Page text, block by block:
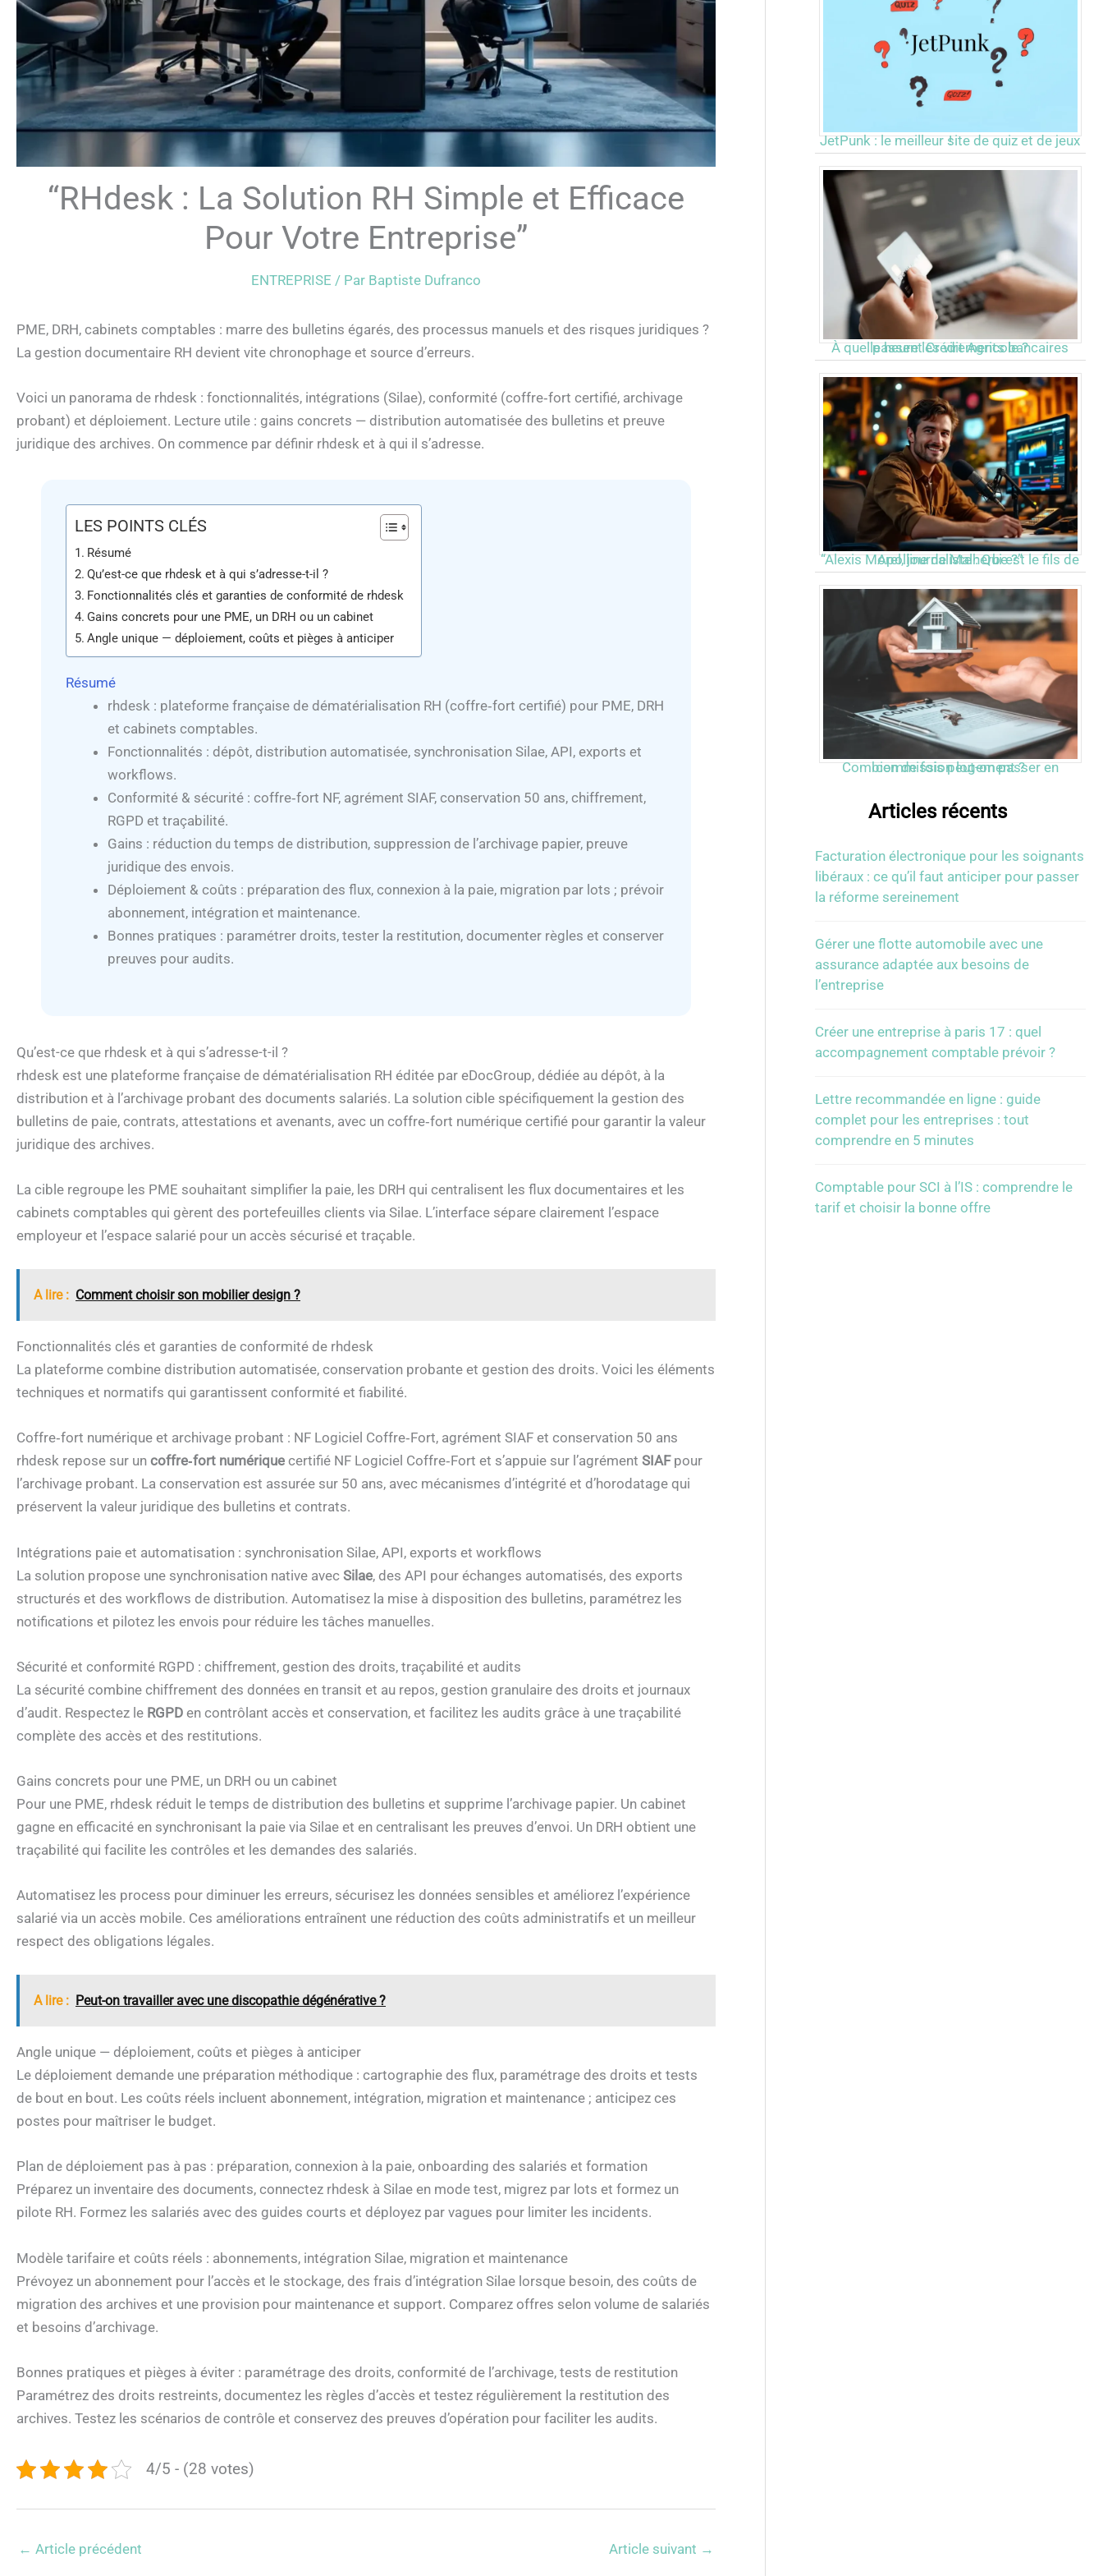
“RHdesk : La Solution RH Simple et Efficace
Pour Votre Entreprise”
ENTREPRISE / Par Baptiste Dufranco
PME, DRH, cabinets comptables : marre des bulletins égarés, des processus manuels et des risques juridiques ?
La gestion documentaire RH devient vite chronophage et source d’erreurs.
Voici un panorama de rhdesk : fonctionnalités, intégrations (Silae), conformité (coffre‑fort certifié, archivage
probant) et déploiement. Lecture utile : gains concrets — distribution automatisée des bulletins et preuve
juridique des archives. On commence par définir rhdesk et à qui il s’adresse.
LES POINTS CLÉS
Résumé
Qu’est-ce que rhdesk et à qui s’adresse-t-il ?
Fonctionnalités clés et garanties de conformité de rhdesk
Gains concrets pour une PME, un DRH ou un cabinet
Angle unique — déploiement, coûts et pièges à anticiper
Résumé
rhdesk : plateforme française de dématérialisation RH (coffre‑fort certifié) pour PME, DRH
et cabinets comptables.
Fonctionnalités : dépôt, distribution automatisée, synchronisation Silae, API, exports et
workflows.
Conformité & sécurité : coffre‑fort NF, agrément SIAF, conservation 50 ans, chiffrement,
RGPD et traçabilité.
Gains : réduction du temps de distribution, suppression de l’archivage papier, preuve
juridique des envois.
Déploiement & coûts : préparation des flux, connexion à la paie, migration par lots ; prévoir
abonnement, intégration et maintenance.
Bonnes pratiques : paramétrer droits, tester la restitution, documenter règles et conserver
preuves pour audits.
Qu’est-ce que rhdesk et à qui s’adresse-t-il ?
rhdesk est une plateforme française de dématérialisation RH éditée par eDocGroup, dédiée au dépôt, à la
distribution et à l’archivage probant des documents salariés. La solution cible spécifiquement la gestion des
bulletins de paie, contrats, attestations et avenants, avec un coffre‑fort numérique certifié pour garantir la valeur
juridique des archives.
La cible regroupe les PME souhaitant simplifier la paie, les DRH qui centralisent les flux documentaires et les
cabinets comptables qui gèrent des portefeuilles clients via Silae. L’interface sépare clairement l’espace
employeur et l’espace salarié pour un accès sécurisé et traçable.
A lire : Comment choisir son mobilier design ?
Fonctionnalités clés et garanties de conformité de rhdesk
La plateforme combine distribution automatisée, conservation probante et gestion des droits. Voici les éléments
techniques et normatifs qui garantissent conformité et fiabilité.
Coffre‑fort numérique et archivage probant : NF Logiciel Coffre‑Fort, agrément SIAF et conservation 50 ans
rhdesk repose sur un coffre‑fort numérique certifié NF Logiciel Coffre‑Fort et s’appuie sur l’agrément SIAFpour
l’archivage probant. La conservation est assurée sur 50 ans, avec mécanismes d’intégrité et d’horodatage qui
préservent la valeur juridique des bulletins et contrats.
Intégrations paie et automatisation : synchronisation Silae, API, exports et workflows
La solution propose une synchronisation native avec Silae, des API pour échanges automatisés, des exports
structurés et des workflows de distribution. Automatisez la mise à disposition des bulletins, paramétrez les
notifications et pilotez les envois pour réduire les tâches manuelles.
Sécurité et conformité RGPD : chiffrement, gestion des droits, traçabilité et audits
La sécurité combine chiffrement des données en transit et au repos, gestion granulaire des droits et journaux
d’audit. Respectez le RGPD en contrôlant accès et conservation, et facilitez les audits grâce à une traçabilité
complète des accès et des restitutions.
Gains concrets pour une PME, un DRH ou un cabinet
Pour une PME, rhdesk réduit le temps de distribution des bulletins et supprime l’archivage papier. Un cabinet
gagne en efficacité en synchronisant la paie via Silae et en centralisant les preuves d’envoi. Un DRH obtient une
traçabilité qui facilite les contrôles et les demandes des salariés.
Automatisez les process pour diminuer les erreurs, sécurisez les données sensibles et améliorez l’expérience
salarié via un accès mobile. Ces améliorations entraînent une réduction des coûts administratifs et un meilleur
respect des obligations légales.
A lire : Peut-on travailler avec une discopathie dégénérative ?
Angle unique — déploiement, coûts et pièges à anticiper
Le déploiement demande une préparation méthodique : cartographie des flux, paramétrage des droits et tests
de bout en bout. Les coûts réels incluent abonnement, intégration, migration et maintenance ; anticipez ces
postes pour maîtriser le budget.
Plan de déploiement pas à pas : préparation, connexion à la paie, onboarding des salariés et formation
Préparez un inventaire des documents, connectez rhdesk à Silae en mode test, migrez par lots et formez un
pilote RH. Formez les salariés avec des guides courts et déployez par vagues pour limiter les incidents.
Modèle tarifaire et coûts réels : abonnements, intégration Silae, migration et maintenance
Prévoyez un abonnement pour l’accès et le stockage, des frais d’intégration Silae lorsque besoin, des coûts de
migration des archives et une provision pour maintenance et support. Comparez offres selon volume de salariés
et besoins d’archivage.
Bonnes pratiques et pièges à éviter : paramétrage des droits, conformité de l’archivage, tests de restitution
Paramétrez des droits restreints, documentez les règles d’accès et testez régulièrement la restitution des
archives. Testez les scénarios de contrôle et conservez des preuves d’opération pour faciliter les audits.
4/5 - (28 votes)
← Article précédent Article suivant →
JetPunk : le meilleur site de quiz et de jeux !
À quelle heure les virements bancaires passent Crédit Agricole ?
“Alexis Morel, journaliste : Qui est le fils de Apolline de Malherbe ?”
Combien de fois peut-on passer en commission logement ?
Articles récents
Facturation électronique pour les soignants
libéraux : ce qu’il faut anticiper pour passer
la réforme sereinement
Gérer une flotte automobile avec une
assurance adaptée aux besoins de
l’entreprise
Créer une entreprise à paris 17 : quel
accompagnement comptable prévoir ?
Lettre recommandée en ligne : guide
complet pour les entreprises : tout
comprendre en 5 minutes
Comptable pour SCI à l’IS : comprendre le
tarif et choisir la bonne offre